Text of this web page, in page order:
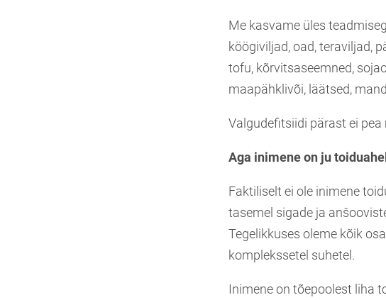
Me kasvame üles
köögiviljad, oad, teraviljad,
tofu, kõrvitsaseemned,
maapähklivõi, läätsed,
Valgudefitsiidi pärast ei
Aga inimene on ju
Faktiliselt ei ole inimene
tasemel sigade ja
Tegelikkuses oleme kõik
komplekssetel suhetel.
Inimene on tõepoolest liha